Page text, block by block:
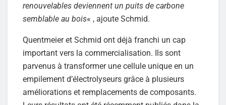
renouvelables deviennent un puits de carbone
semblable au bois« , ajoute Schmid.
Quentmeier et Schmid ont déjà franchi un cap
important vers la commercialisation. Ils sont
parvenus à transformer une cellule unique en un
empilement d’électrolyseurs grâce à plusieurs
améliorations et remplacements de composants.